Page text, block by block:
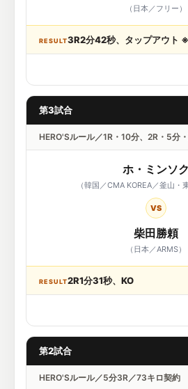
（日本／フリー）
RESULT3R2分42秒、タップアウト
第3試合
HERO'Sルール／1R・10分、2R・5分
ホ・ミンソク
（韓国／CMA KOREA／釜山・
VS
柴田勝頼
（日本／ARMS）
RESULT2R1分31秒、KO
第2試合
HERO'Sルール／5分3R／73キロ契約